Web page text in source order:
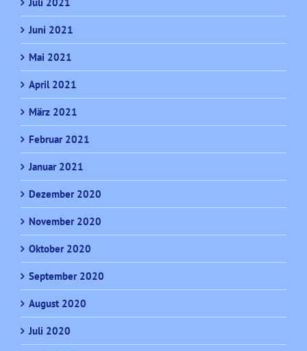
Juli 2021
Juni 2021
Mai 2021
April 2021
März 2021
Februar 2021
Januar 2021
Dezember 2020
November 2020
Oktober 2020
September 2020
August 2020
Juli 2020